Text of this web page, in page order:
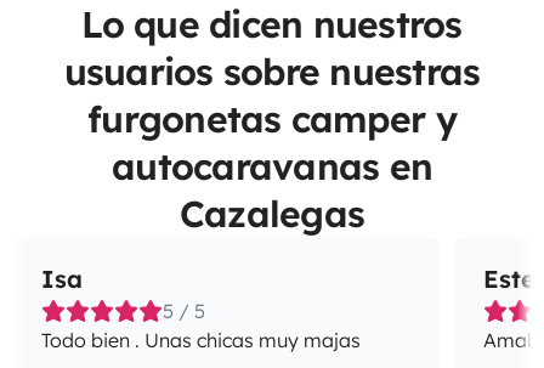
Lo que dicen nuestros
usuarios sobre nuestras
furgonetas camper y
autocaravanas en
Cazalegas
Isa
5 / 5
Todo bien . Unas chicas muy majas